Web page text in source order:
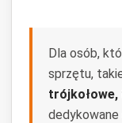
Dla osób,
sprzętu,
trójkołowe,